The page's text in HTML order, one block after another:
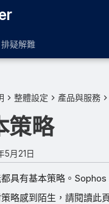
排疑解難
整體設定 產品與服務
策略
5月21日
具有基本策略。
略感到陌生，請閱讀此